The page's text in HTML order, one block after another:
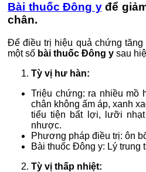
Bài thuốc Đông yđể
chân.
Để điều trị hiệu quả chứng tăng
một số bài thuốc Đông y sau
Tỳ vị hư hàn:
Triệu chứng: ra nhiều mồ
chân không ấm áp, xanh
tiểu tiện bất lợi, lưỡi
nhược.
Phương pháp điều trị: ôn
Bài thuốc Đông y: Lý trung
Tỳ vị thấp nhiệt: